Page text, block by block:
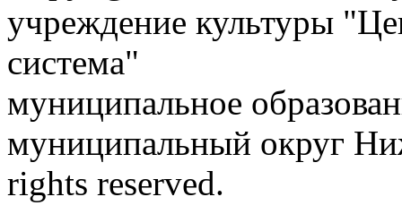
учреждение культуры
система"
муниципальное
муниципальный округ
rights reserved.